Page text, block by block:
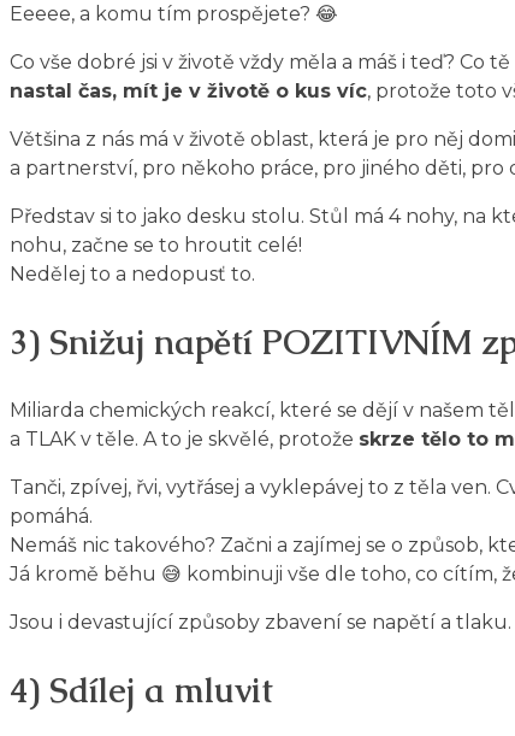
Eeeee, a komu tím prospějete? 😂
Co vše dobré jsi v životě vždy měla a máš i teď? Co
nastal čas, mít je v životě o kus víc, protože toto
Většina z nás má v životě oblast, která je pro něj
a partnerství, pro někoho práce, pro jiného děti, pro
Představ si to jako desku stolu. Stůl má 4 nohy, na
nohu, začne se to hroutit celé!
Nedělej to a nedopusť to.
3) Snižuj napětí POZITIVNÍM
Miliarda chemických reakcí, které se dějí v našem
a TLAK v těle. A to je skvělé, protože skrze tělo to
Tanči, zpívej, řvi, vytřásej a vyklepávej to z těla ven.
pomáhá.
Nemáš nic takového? Začni a zajímej se o způsob,
Já kromě běhu 😅 kombinuji vše dle toho, co cítím,
Jsou i devastující způsoby zbavení se napětí a
4) Sdílej a mluvit